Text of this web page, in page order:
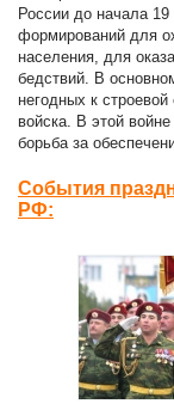
России до начала
формирований для
населения, для
бедствий. В
негодных к
войска. В этой
борьба за
События
РФ: